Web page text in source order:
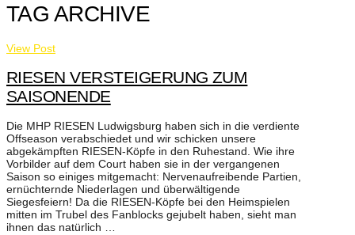
TAG ARCHIVE
View Post
RIESEN VERSTEIGERUNG ZUM
SAISONENDE
Die MHP RIESEN Ludwigsburg haben sich in die verdiente
Offseason verabschiedet und wir schicken unsere
abgekämpften RIESEN-Köpfe in den Ruhestand. Wie ihre
Vorbilder auf dem Court haben sie in der vergangenen
Saison so einiges mitgemacht: Nervenaufreibende Partien,
ernüchternde Niederlagen und überwältigende
Siegesfeiern! Da die RIESEN-Köpfe bei den Heimspielen
mitten im Trubel des Fanblocks gejubelt haben, sieht man
ihnen das natürlich …